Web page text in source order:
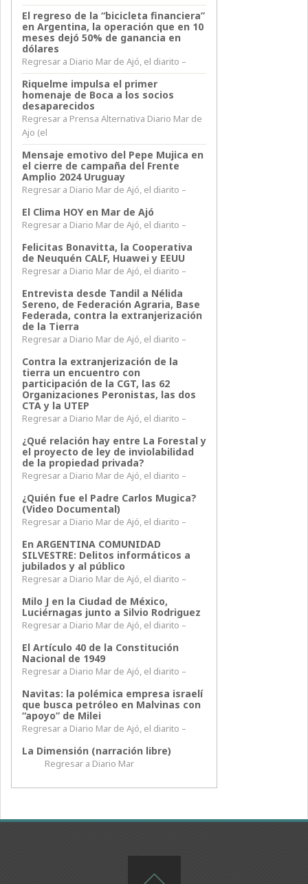
El regreso de la “bicicleta financiera”
en Argentina, la operación que en 10
meses dejó 50% de ganancia en
dólares
Regresar a Diario Mar de Ajó, el diarito –
Riquelme impulsa el primer
homenaje de Boca a los socios
desaparecidos
Regresar a Prensa Alternativa Diario Mar de
Ajo (el
Mensaje emotivo del Pepe Mujica en
el cierre de campaña del Frente
Amplio 2024 Uruguay
Regresar a Diario Mar de Ajó, el diarito –
El Clima HOY en Mar de Ajó
Regresar a Diario Mar de Ajó, el diarito –
Felicitas Bonavitta, la Cooperativa
de Neuquén CALF, Huawei y EEUU
Regresar a Diario Mar de Ajó, el diarito –
Entrevista desde Tandil a Nélida
Sereno, de Federación Agraria, Base
Federada, contra la extranjerización
de la Tierra
Regresar a Diario Mar de Ajó, el diarito –
Contra la extranjerización de la
tierra un encuentro con
participación de la CGT, las 62
Organizaciones Peronistas, las dos
CTA y la UTEP
Regresar a Diario Mar de Ajó, el diarito –
¿Qué relación hay entre La Forestal y
el proyecto de ley de inviolabilidad
de la propiedad privada?
Regresar a Diario Mar de Ajó, el diarito –
¿Quién fue el Padre Carlos Mugica?
(Video Documental)
Regresar a Diario Mar de Ajó, el diarito –
En ARGENTINA COMUNIDAD
SILVESTRE: Delitos informáticos a
jubilados y al público
Regresar a Diario Mar de Ajó, el diarito –
Milo J en la Ciudad de México,
Luciérnagas junto a Silvio Rodriguez
Regresar a Diario Mar de Ajó, el diarito –
El Artículo 40 de la Constitución
Nacional de 1949
Regresar a Diario Mar de Ajó, el diarito –
Navitas: la polémica empresa israelí
que busca petróleo en Malvinas con
“apoyo” de Milei
Regresar a Diario Mar de Ajó, el diarito –
La Dimensión (narración libre)
Regresar a Diario Mar